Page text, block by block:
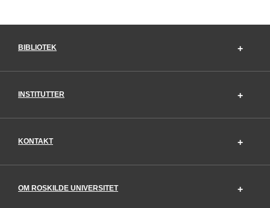
BIBLIOTEK
INSTITUTTER
KONTAKT
OM ROSKILDE UNIVERSITET